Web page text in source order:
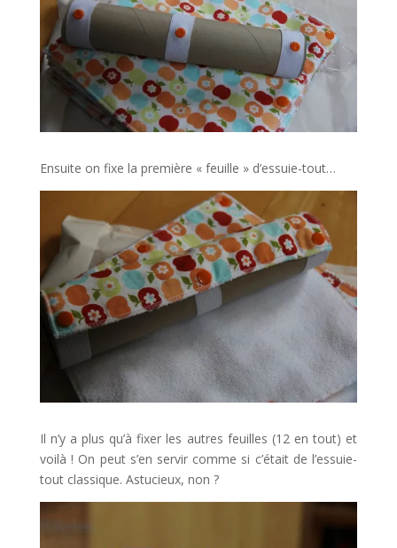
Ensuite on fixe la première « feuille » d’essuie-tout…
Il n’y a plus qu’à fixer les autres feuilles (12 en tout) et
voilà ! On peut s’en servir comme si c’était de l’essuie-
tout classique. Astucieux, non ?